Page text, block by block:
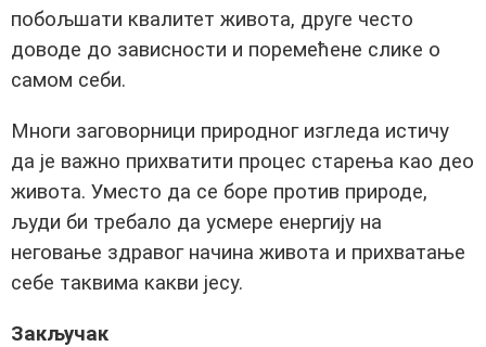
побољшати квалитет живота, друге често
доводе до зависности и поремећене слике о
самом себи.
Многи заговорници природног изгледа истичу
да је важно прихватити процес старења као део
живота. Уместо да се боре против природе,
људи би требало да усмере енергију на
неговање здравог начина живота и прихватање
себе таквима какви јесу.
Закључак